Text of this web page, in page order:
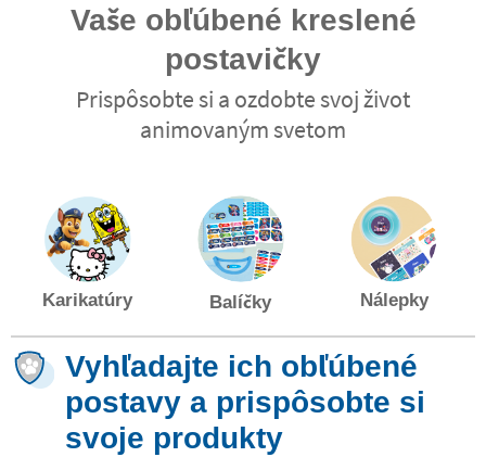
Vaše obľúbené kreslené
postavičky
Prispôsobte si a ozdobte svoj život
animovaným svetom
Karikatúry Balíčky Nálepky
Vyhľadajte ich obľúbené
postavy a prispôsobte si
svoje produkty